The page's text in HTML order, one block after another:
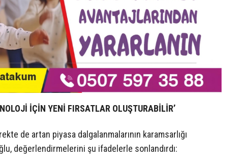
İÇİN YENİ FIRSATLAR OLUŞTURABİLİR’
de artan piyasa dalgalanmalarının karamsarlığı
değerlendirmelerini şu ifadelerle sonlandırdı: